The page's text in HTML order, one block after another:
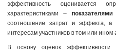
эффективность оценивается
характеристиками –
соотношение затрат и эффекта, а
интересам участников в том или ином
В основу оценок